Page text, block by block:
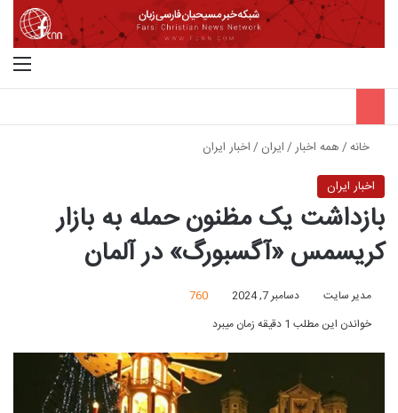
خانه/همه اخبار/ایران /اخبار ایران
اخبار ایران
بازداشت یک مظنون حمله به بازار
کریسمس «آگسبورگ» در آلمان
مدیر سایت دسامبر 7, 2024
760
خواندن این مطلب 1 دقیقه زمان میبرد